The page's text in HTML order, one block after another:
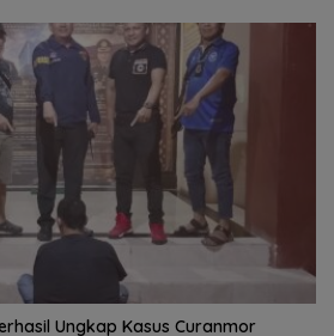
Ungkap Kasus Curanmor